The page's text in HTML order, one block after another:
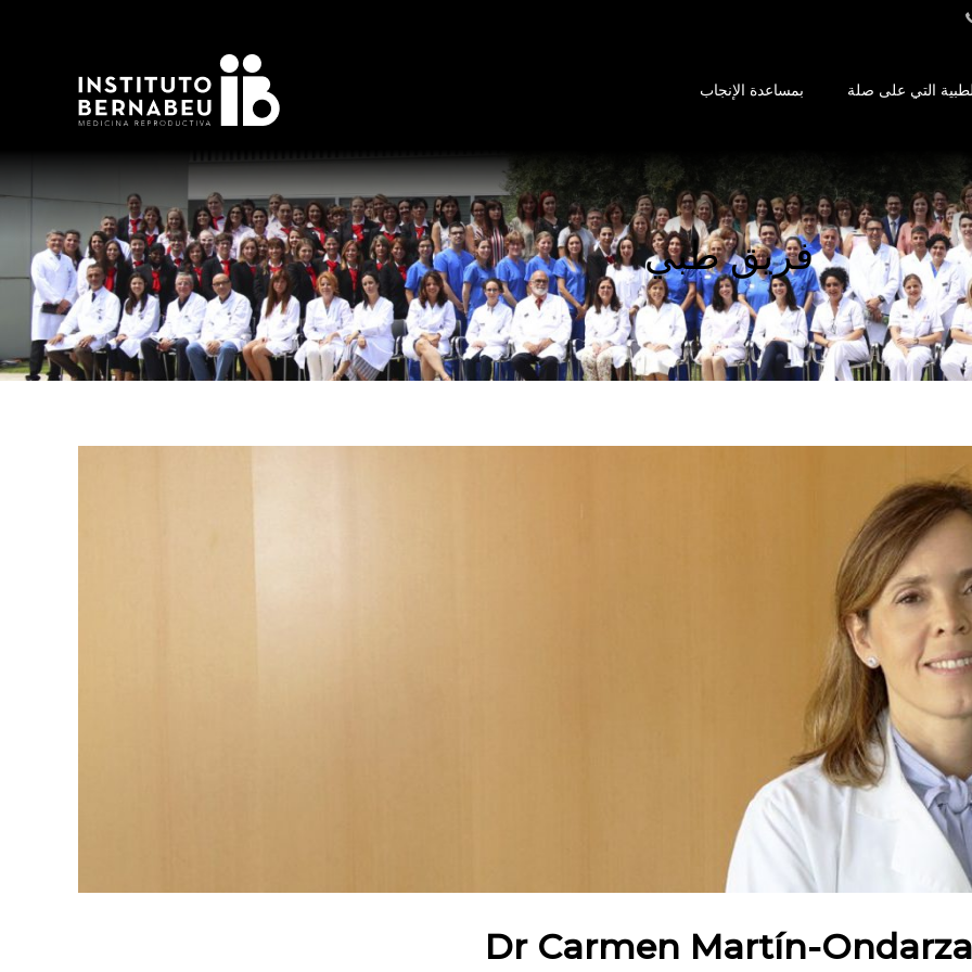
بمساعدة الإنجاب التي على صلة
فريق طبي
Dr Carmen Martín-Ondarza